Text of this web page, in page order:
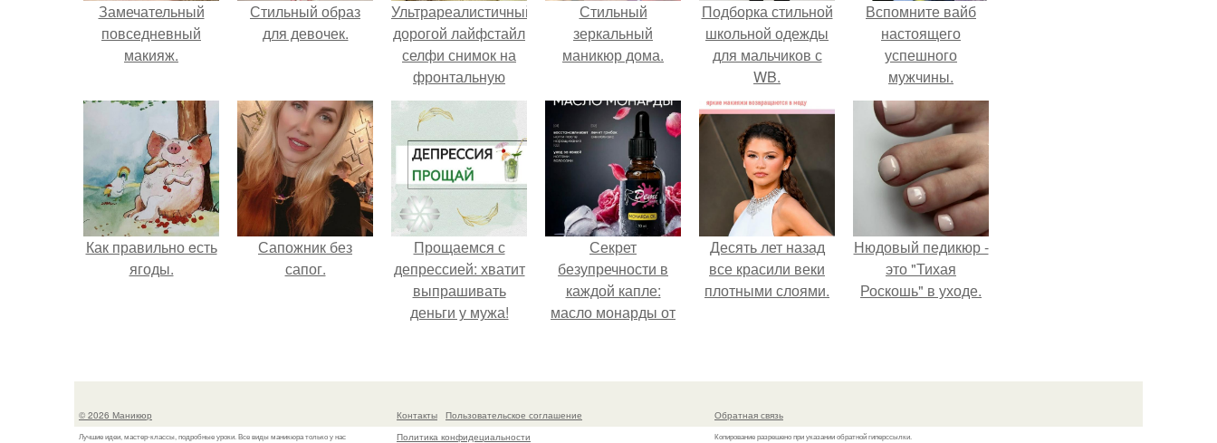
Замечательный
повседневный
макияж.
Стильный образ
для девочек.
Ультрареалистичный
дорогой лайфстайл
селфи снимок на
фронтальную
камеру.
Стильный
зеркальный
маникюр дома.
Подборка стильной
школьной одежды
для мальчиков с
WB.
Вспомните вайб
настоящего
успешного
мужчины.
Как правильно eсть
ягоды.
Сапожник без
сапог.
Прощаемся с
депрессией: хватит
выпрашивать
деньги у мужа!
Секрет
безупречности в
каждой капле:
масло монарды от
Десять лет назад
все красили веки
плотными слоями.
Нюдовый педикюр -
это "Тихая
Роскошь" в уходе.
© 2026 Маникюр
Лучшие идеи, мастер-классы, подробные уроки. Все виды маникюра только у нас
Контакты
Пользовательское соглашение
Политика конфидециальности
Обратная связь
Копирование разрешено при указании обратной гиперссылки.